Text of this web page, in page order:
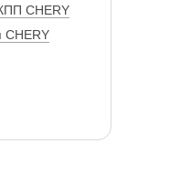
CHERY
CHERY